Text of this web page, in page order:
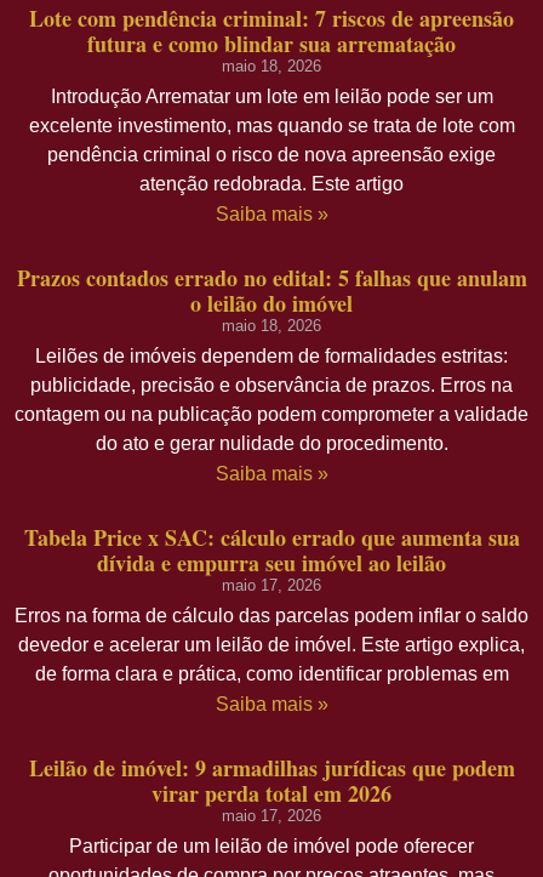
Lote com pendência criminal: 7 riscos de apreensão
futura e como blindar sua arrematação
maio 18, 2026
Introdução Arrematar um lote em leilão pode ser um
excelente investimento, mas quando se trata de lote com
pendência criminal o risco de nova apreensão exige
atenção redobrada. Este artigo
Saiba mais »
Prazos contados errado no edital: 5 falhas que anulam
o leilão do imóvel
maio 18, 2026
Leilões de imóveis dependem de formalidades estritas:
publicidade, precisão e observância de prazos. Erros na
contagem ou na publicação podem comprometer a validade
do ato e gerar nulidade do procedimento.
Saiba mais »
Tabela Price x SAC: cálculo errado que aumenta sua
dívida e empurra seu imóvel ao leilão
maio 17, 2026
Erros na forma de cálculo das parcelas podem inflar o saldo
devedor e acelerar um leilão de imóvel. Este artigo explica,
de forma clara e prática, como identificar problemas em
Saiba mais »
Leilão de imóvel: 9 armadilhas jurídicas que podem
virar perda total em 2026
maio 17, 2026
Participar de um leilão de imóvel pode oferecer